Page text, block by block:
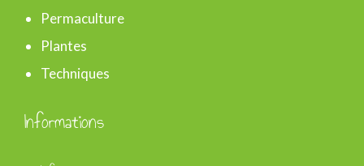
Permaculture
Plantes
Techniques
Informations